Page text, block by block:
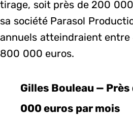
tirage, soit près de 200
sa société Parasol
annuels atteindraient
800 000 euros.
Gilles Bouleau — Près
000 euros par mois